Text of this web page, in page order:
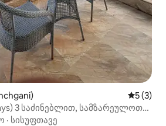
5 (3)
3 საძინებლით, სამზარეულოთი
· სისუფთავე